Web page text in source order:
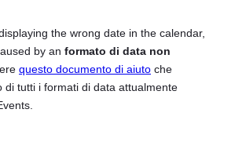
Czech
Greek
the wrong date in the calendar,
by an formato di data non
questo documento di aiuto che
di tutti i formati di data attualmente